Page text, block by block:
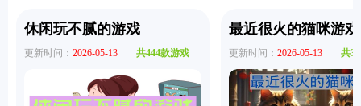
休闲玩不腻的游戏
更新时间： 2026-05-13 共444款游戏
最近很火的猫咪游戏
更新时间： 2026-05-13 共